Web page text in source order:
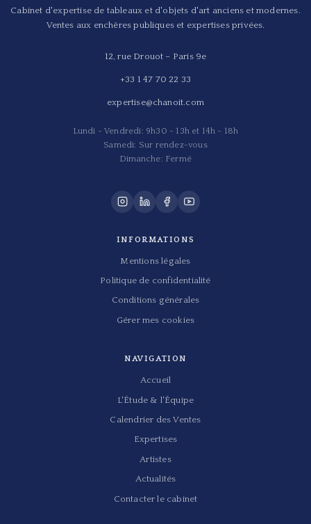
Cabinet d'expertise de tableaux et d'objets d'art anciens et modernes.
Ventes aux enchères publiques et expertises privées.
12, rue Drouot – Paris 9e
+33 1 47 70 22 33
expertise@chanoit.com
Lundi - Vendredi: 9h30 - 13h et 14h - 18h
Samedi: Sur rendez-vous
Dimanche: Fermé
INFORMATIONS
Mentions légales
Politique de confidentialité
Conditions générales
Gérer mes cookies
NAVIGATION
Accueil
L'Étude & l'Équipe
Calendrier des Ventes
Expertises
Artistes
Actualités
Contacter le cabinet